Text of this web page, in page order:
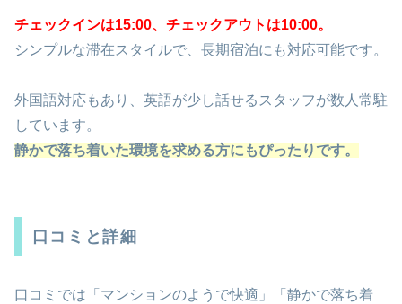
チェックインは15:00、チェックアウトは10:00。
シンプルな滞在スタイルで、長期宿泊にも対応可能です。
外国語対応もあり、英語が少し話せるスタッフが数人常駐
しています。
静かで落ち着いた環境を求める方にもぴったりです。
口コミと詳細
口コミでは「マンションのようで快適」「静かで落ち着